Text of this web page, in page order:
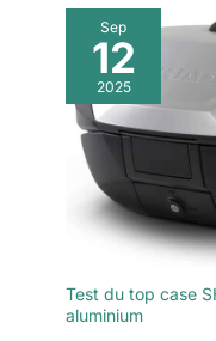
Sep
12
2025
Test du top case
aluminium